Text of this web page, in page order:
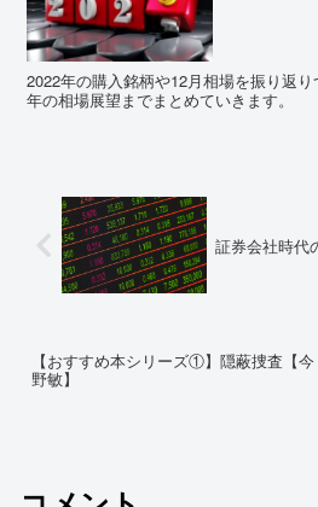
2022年の購入銘柄や12月相場を振り返
年の相場展望までまとめていきます。
証券会社時代
【おすすめ本シリーズ①】隠蔽捜査【今
野敏】